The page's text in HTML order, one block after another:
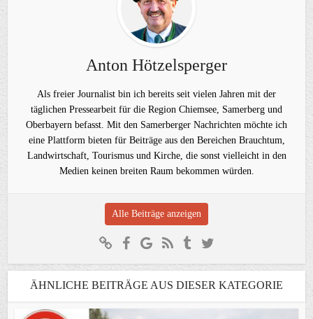
Anton Hötzelsperger
Als freier Journalist bin ich bereits seit vielen Jahren mit der
täglichen Pressearbeit für die Region Chiemsee, Samerberg und
Oberbayern befasst. Mit den Samerberger Nachrichten möchte ich
eine Plattform bieten für Beiträge aus den Bereichen Brauchtum,
Landwirtschaft, Tourismus und Kirche, die sonst vielleicht in den
Medien keinen breiten Raum bekommen würden.
Alle Beiträge anzeigen
ÄHNLICHE BEITRÄGE AUS DIESER KATEGORIE